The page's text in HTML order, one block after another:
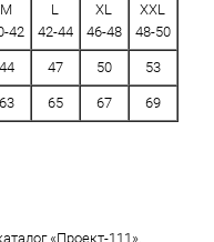
M
42
L
42-44
XL
46-48
XXL
48-50
44 47 50 53
63 65 67 69
«Проект-111».